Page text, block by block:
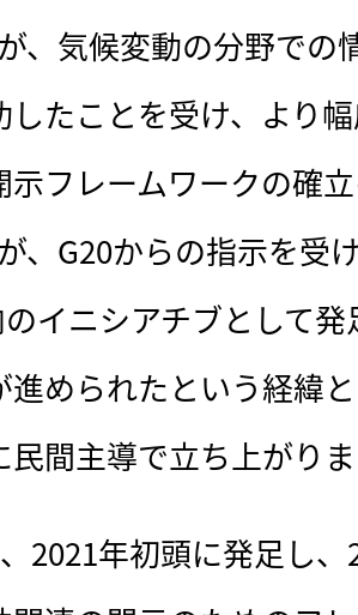
が、気候変動の分野で
したことを受け、より
示フレームワークの確
、G20からの指示を受
のイニシアチブとして
進められたという経緯
民間主導で立ち上がり
2021年初頭に発足し